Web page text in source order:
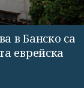
в Банско са
еврейска